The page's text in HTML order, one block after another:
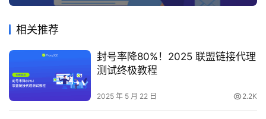
相关推荐
封号率降80%！2025 联盟链接代理
测试终极教程
2025 年 5 月 22 日 2.2K